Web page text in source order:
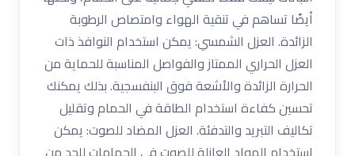
أيضًا تساهم في تنقية الهواء وامتصاص الرطوبة
الزائدة. العزل الشمسي: يمكن استخدام النوافذ ذات
العزل الحراري الممتاز والفواصل المناسبة للحماية من
الحرارة الزائدة والأشعة فوق البنفسجية. بذلك يمكنك
تحسين كفاءة استخدام الطاقة في الحمام وتقليل
تكاليف التبريد والتدفئة. العزل المضاد للصوت: يمكن